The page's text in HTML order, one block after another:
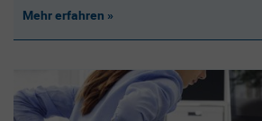
Mehr erfahren